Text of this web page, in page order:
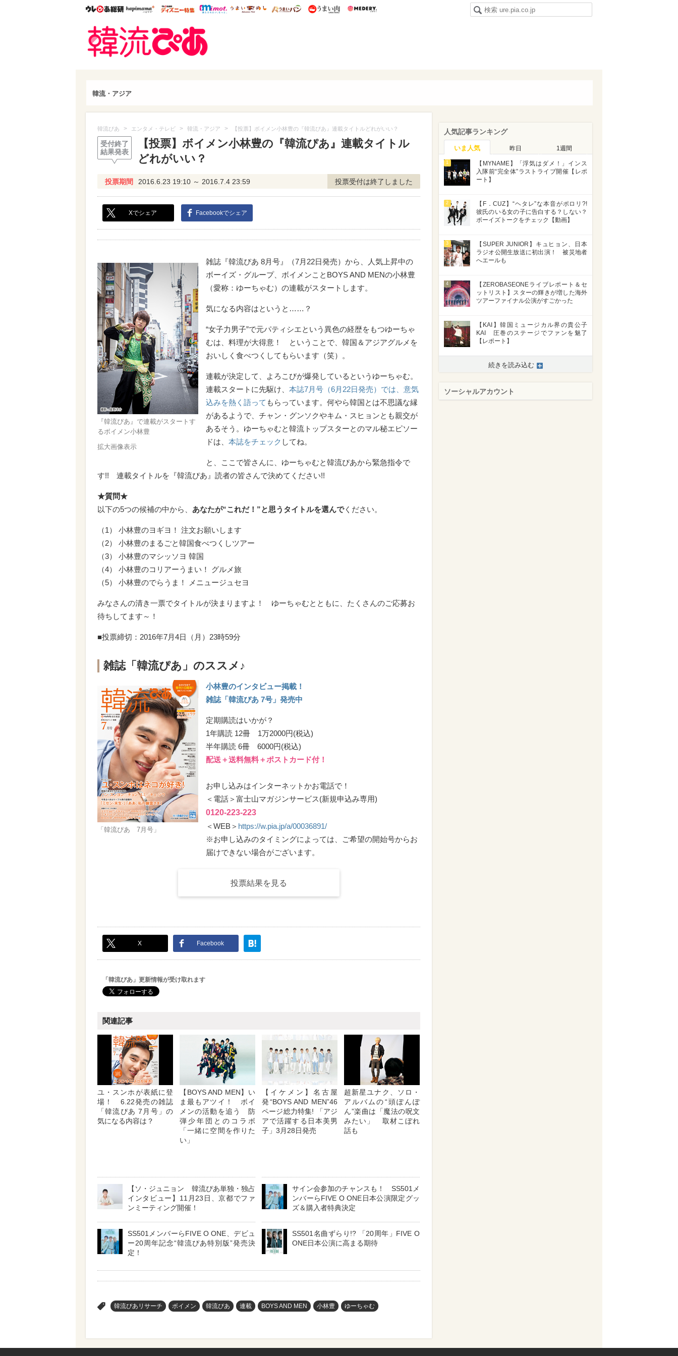
ウレぴあ総研ハピママ* ウレぴあ総研 ディズニー特集
mimot. うまいめし うまいパン うまい肉
韓流・アジア
韓流ぴあ > エンタメ・テレビ > 韓流・アジア > 【投票】ボイメン小林豊の『韓流ぴあ』連載タイトルどれがいい？
受付終了
結果発表
【投票】ボイメン小林豊の『韓流ぴあ』連載タイトル
どれがいい？
投票期間 2016.6.23 19:10 ～ 2016.7.4 23:59 投票受付は終了しました
Xでシェア Facebookでシェア
『韓流ぴあ』で連載がスタートす
るボイメン小林豊
拡大画像表示
雑誌『韓流ぴあ 8月号』（7月22日発売）から、人気上昇中の
ボーイズ・グループ、ボイメンことBOYS AND MENの小林豊
（愛称：ゆーちゃむ）の連載がスタートします。
気になる内容はというと……？
“女子力男子”で元パティシエという異色の経歴をもつゆーちゃ
むは、料理が大得意！ ということで、韓国＆アジアグルメを
おいしく食べつくしてもらいます（笑）。
連載が決定して、よろこびが爆発しているというゆーちゃむ。
連載スタートに先駆け、 本誌7月号（6月22日発売）では、意気
込みを熱く語って もらっています。何やら韓国とは不思議な縁
があるようで、チャン・グンソクやキム・スヒョンとも親交が
あるそう。ゆーちゃむと韓流トップスターとのマル秘エピソー
ドは、 本誌をチェック してね。
と、ここで皆さんに、ゆーちゃむと韓流ぴあから緊急指令で
す!! 連載タイトルを『韓流ぴあ』読者の皆さんで決めてください!!
★質問★
以下の5つの候補の中から、 あなたが“これだ！”と思うタイトルを選んでください。
（1） 小林豊のヨギヨ！ 注文お願いします
（2） 小林豊のまるごと韓国食べつくしツアー
（3） 小林豊のマシッソヨ 韓国
（4） 小林豊のコリアーうまい！ グルメ旅
（5） 小林豊のでらうま！ メニュージュセヨ
みなさんの清き一票でタイトルが決まりますよ！ ゆーちゃむとともに、たくさんのご応募お
待ちしてます～！
■投票締切：2016年7月4日（月）23時59分
雑誌「韓流ぴあ」のススメ♪
「韓流ぴあ 7月号」
小林豊のインタビュー掲載！
雑誌「韓流ぴあ 7号」発売中
定期購読はいかが？
1年購読 12冊 1万2000円(税込)
半年購読 6冊 6000円(税込)
配送＋送料無料＋ポストカード付！
お申し込みはインターネットかお電話で！
＜電話＞富士山マガジンサービス(新規申込み専用)
0120-223-223
＜WEB＞ https://w.pia.jp/a/00036891/
※お申し込みのタイミングによっては、ご希望の開始号からお
届けできない場合がございます。
投票結果を見る
X Facebook
「韓流ぴあ」更新情報が受け取れます
関連記事
ユ・スンホが表紙に登
場！ 6.22発売の雑誌
「韓流ぴあ 7月号」の
気になる内容は？
【BOYS AND MEN】い
ま最もアツイ！ ボイ
メンの活動を追う 防
弾少年団とのコラボ
「一緒に空間を作りた
い」
【イケメン】名古屋
発“BOYS AND MEN”46
ページ総力特集! 「アジ
アで活躍する日本美男
子」3月28日発売
超新星ユナク、ソロ・
アルバムの“頭ぽんぽ
ん”楽曲は「魔法の呪文
みたい」 取材こぼれ
話も
【ソ・ジュニョン 韓流ぴあ単独・独占
インタビュー】11月23日、京都でファ
ンミーティング開催！
サイン会参加のチャンスも！ SS501メ
ンバーらFIVE O ONE日本公演限定グッ
ズ＆購入者特典決定
SS501メンバーらFIVE O ONE、デビュ
ー20周年記念“韓流ぴあ特別版”発売決
定！
SS501名曲ずらり!? 「20周年」FIVE O
ONE日本公演に高まる期待
韓流ぴあリサーチ ボイメン 韓流ぴあ 連載 BOYS AND MEN 小林豊 ゆーちゃむ
人気記事ランキング
いま人気 昨日 1週間
1
【MYNAME】「浮気はダメ！」インス
入隊前“完全体”ラストライブ開催【レポ
ート】
2
【F．CUZ】“ヘタレ”な本音がポロリ?!
彼氏のいる女の子に告白する？しない？
ボーイズトークをチェック【動画】
3
【SUPER JUNIOR】キュヒョン、日本
ラジオ公開生放送に初出演！ 被災地者
へエールも
4
【ZEROBASEONEライブレポート＆セ
ットリスト】スターの輝きが増した海外
ツアーファイナル公演がすごかった
5
【KAI】韓国ミュージカル界の貴公子
KAI 圧巻のステージでファンを魅了
【レポート】
続きを読み込む
ソーシャルアカウント